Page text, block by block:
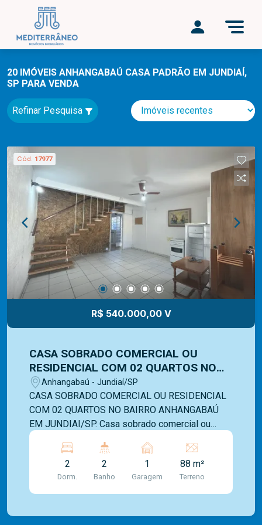
20 IMÓVEIS ANHANGABAÚ CASA PADRÃO EM JUNDIAÍ,
SP PARA VENDA
Refinar Pesquisa
Cód. 17977
R$ 540.000,00 V
CASA SOBRADO COMERCIAL OU
RESIDENCIAL COM 02 QUARTOS NO
BAIRRO ANHANGABAÚ - JUNDIAÍ/SP.
Anhangabaú - Jundiaí/SP
CASA SOBRADO COMERCIAL OU RESIDENCIAL
COM 02 QUARTOS NO BAIRRO ANHANGABAÚ
EM JUNDIAI/SP. Casa sobrado comercial ou
residencial, com 128m2, distribuído em:
Pavimento térreo - Sala ampla - Cozinha - 1 vaga
de garagem coberta - Banheiro externo -
Lavanderia Pavimento superior - 2 dormitórios -
1 banheiro Com excelente potencial para uso
2
Dorm.
2
Banho
1
Garagem
88 m²
Terreno